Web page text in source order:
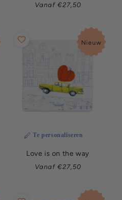
Normale
Vanaf €27,50
Nieuw
Te personaliseren
Love is on the way
Normale
Vanaf €27,50